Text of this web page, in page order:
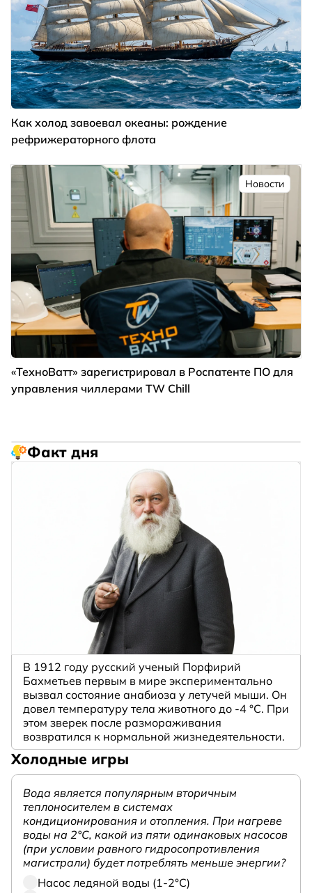
Как холод завоевал океаны: рождение
рефрижераторного флота
Новости
«ТехноВатт» зарегистрировал в Роспатенте ПО для
управления чиллерами TW Chill
Факт дня
В 1912 году русский ученый Порфирий
Бахметьев первым в мире экспериментально
вызвал состояние анабиоза у летучей мыши. Он
довел температуру тела животного до -4 °C. При
этом зверек после размораживания
возвратился к нормальной жизнедеятельности.
Холодные игры
Вода является популярным вторичным
теплоносителем в системах
кондиционирования и отопления. При нагреве
воды на 2°С, какой из пяти одинаковых насосов
(при условии равного гидросопротивления
магистрали) будет потреблять меньше энергии?
Насос ледяной воды (1-2°С)